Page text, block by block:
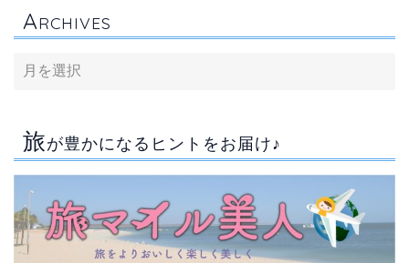
ARCHIVES
旅が豊かになるヒントをお届け♪